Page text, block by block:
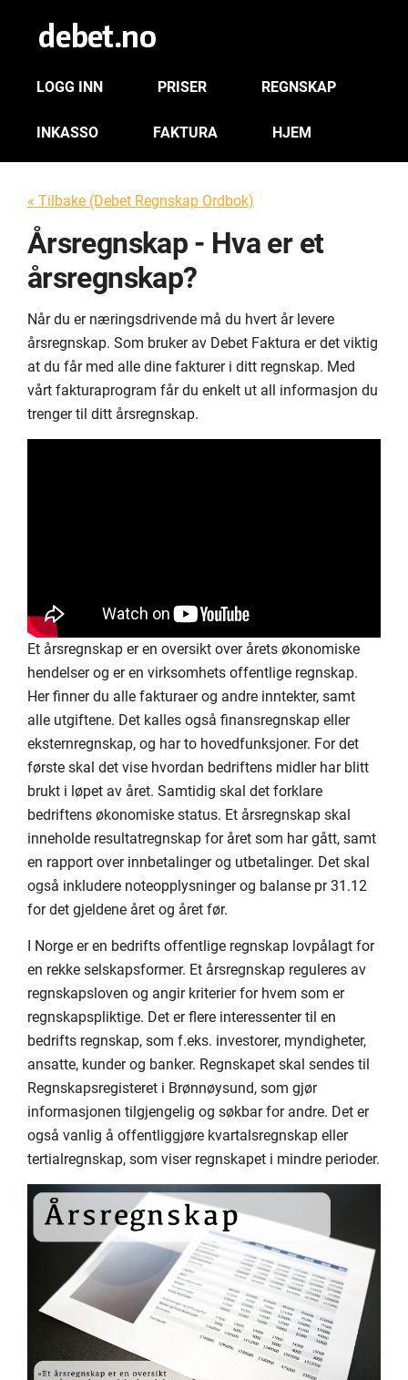
LOGG INN PRISER REGNSKAP
INKASSO FAKTURA HJEM
« Tilbake (Debet Regnskap Ordbok)
Årsregnskap - Hva er et
årsregnskap?
Når du er næringsdrivende må du hvert år levere
årsregnskap. Som bruker av Debet Faktura er det viktig
at du får med alle dine fakturer i ditt regnskap. Med
vårt fakturaprogram får du enkelt ut all informasjon du
trenger til ditt årsregnskap.
Et årsregnskap er en oversikt over årets økonomiske
hendelser og er en virksomhets offentlige regnskap.
Her finner du alle fakturaer og andre inntekter, samt
alle utgiftene. Det kalles også finansregnskap eller
eksternregnskap, og har to hovedfunksjoner. For det
første skal det vise hvordan bedriftens midler har blitt
brukt i løpet av året. Samtidig skal det forklare
bedriftens økonomiske status. Et årsregnskap skal
inneholde resultatregnskap for året som har gått, samt
en rapport over innbetalinger og utbetalinger. Det skal
også inkludere noteopplysninger og balanse pr 31.12
for det gjeldene året og året før.
I Norge er en bedrifts offentlige regnskap lovpålagt for
en rekke selskapsformer. Et årsregnskap reguleres av
regnskapsloven og angir kriterier for hvem som er
regnskapspliktige. Det er flere interessenter til en
bedrifts regnskap, som f.eks. investorer, myndigheter,
ansatte, kunder og banker. Regnskapet skal sendes til
Regnskapsregisteret i Brønnøysund, som gjør
informasjonen tilgjengelig og søkbar for andre. Det er
også vanlig å offentliggjøre kvartalsregnskap eller
tertialregnskap, som viser regnskapet i mindre perioder.